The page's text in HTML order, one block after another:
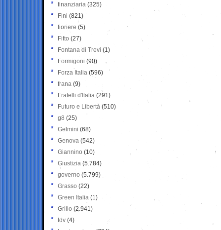
finanziaria (325)
Fini (821)
fioriere (5)
Fitto (27)
Fontana di Trevi (1)
Formigoni (90)
Forza Italia (596)
frana (9)
Fratelli d'Italia (291)
Futuro e Libertà (510)
g8 (25)
Gelmini (68)
Genova (542)
Giannino (10)
Giustizia (5.784)
governo (5.799)
Grasso (22)
Green Italia (1)
Grillo (2.941)
Idv (4)